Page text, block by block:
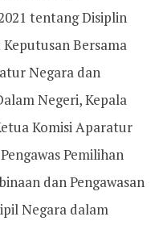
tentang Disiplin
Bersama
Negara dan
Negeri, Kepala
Komisi Aparatur
Pemilihan
dan Pengawasan
Negara dalam